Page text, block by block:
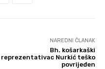
NAREDNI ČLANAK
Bh. košarkaški
reprezentativac Nurkić teško
povrijeđen